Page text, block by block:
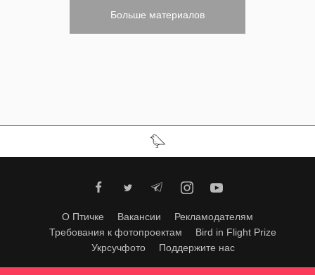
Больше материалов
О Птичке Вакансии
Рекламодателям
Требования к фотопроектам
Bird in Flight Prize
Укрсучфото
Поддержите нас